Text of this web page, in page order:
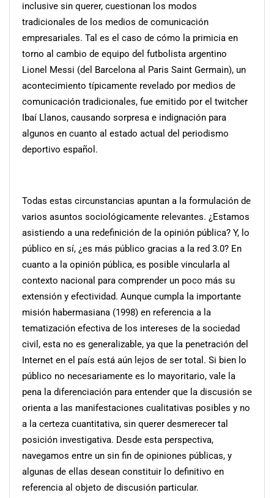
inclusive sin querer, cuestionan los modos
tradicionales de los medios de comunicación
empresariales. Tal es el caso de cómo la primicia en
torno al cambio de equipo del futbolista argentino
Lionel Messi (del Barcelona al Paris Saint Germain), un
acontecimiento típicamente revelado por medios de
comunicación tradicionales, fue emitido por el twitcher
Ibaí Llanos, causando sorpresa e indignación para
algunos en cuanto al estado actual del periodismo
deportivo español.
Todas estas circunstancias apuntan a la formulación de
varios asuntos sociológicamente relevantes. ¿Estamos
asistiendo a una redefinición de la opinión pública? Y, lo
público en sí, ¿es más público gracias a la red 3.0? En
cuanto a la opinión pública, es posible vincularla al
contexto nacional para comprender un poco más su
extensión y efectividad. Aunque cumpla la importante
misión habermasiana (1998) en referencia a la
tematización efectiva de los intereses de la sociedad
civil, esta no es generalizable, ya que la penetración del
Internet en el país está aún lejos de ser total. Si bien lo
público no necesariamente es lo mayoritario, vale la
pena la diferenciación para entender que la discusión se
orienta a las manifestaciones cualitativas posibles y no
a la certeza cuantitativa, sin querer desmerecer tal
posición investigativa. Desde esta perspectiva,
navegamos entre un sin fin de opiniones públicas, y
algunas de ellas desean constituir lo definitivo en
referencia al objeto de discusión particular.